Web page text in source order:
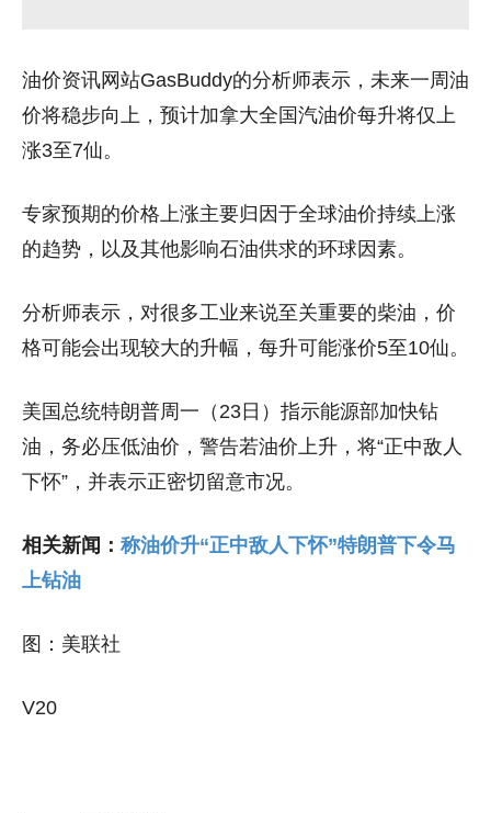
油价资讯网站GasBuddy的分析师表示，未来一周油
价将稳步向上，预计加拿大全国汽油价每升将仅上
涨3至7仙。
专家预期的价格上涨主要归因于全球油价持续上涨
的趋势，以及其他影响石油供求的环球因素。
分析师表示，对很多工业来说至关重要的柴油，价
格可能会出现较大的升幅，每升可能涨价5至10仙。
美国总统特朗普周一（23日）指示能源部加快钻
油，务必压低油价，警告若油价上升，将“正中敌人
下怀”，并表示正密切留意市况。
相关新闻： 称油价升“正中敌人下怀”特朗普下令马
上钻油
图：美联社
V20